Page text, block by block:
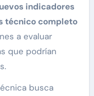
indicadores
técnico completo
a evaluar
que podrían
busca